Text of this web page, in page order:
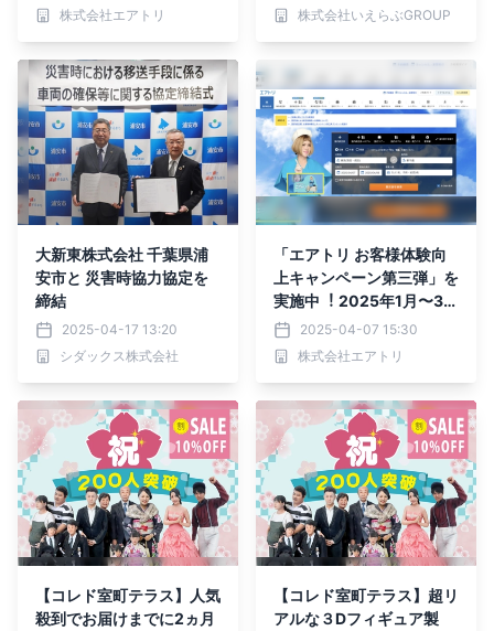
株式会社エアトリ
株式会社いえらぶGROUP
大新東株式会社 千葉県浦
安市と 災害時協力協定を
締結
2025-04-17 13:20
シダックス株式会社
「エアトリ お客様体験向
上キャンペーン第三弾」を
実施中︕ 2025年1⽉〜3⽉
のご意⾒とその対応の報告
2025-04-07 15:30
株式会社エアトリ
【コレド室町テラス】人気
殺到でお届けまでに2ヵ月
【コレド室町テラス】超リ
アルな３Dフィギュア製